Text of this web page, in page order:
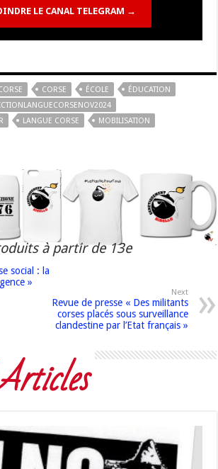
LE CANAL TELEGRAM →
CORSE ÉCOLE
ÉDUCATION
LANGUE CORSE
MOBILISATION
à partir de 13e
social : la
»
Next
Revue de presse « Des militants
corses placés sous surveillance
clandestine par l’Etat français »